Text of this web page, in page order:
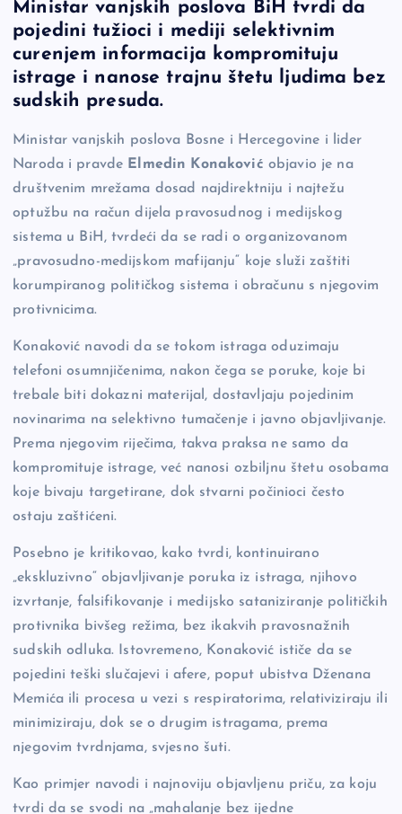
c
e
b
o
o
k
p
y
Li
n
k
se
n
g
er
er ar
e
Ministar vanjskih poslova BiH tvrdi da
pojedini tužioci i mediji selektivnim
curenjem informacija kompromituju
istrage i nanose trajnu štetu ljudima bez
sudskih presuda.
Ministar vanjskih poslova Bosne i Hercegovine i lider
Naroda i pravde Elmedin Konaković objavio je na
društvenim mrežama dosad najdirektniju i najtežu
optužbu na račun dijela pravosudnog i medijskog
sistema u BiH, tvrdeći da se radi o organizovanom
„pravosudno-medijskom mafijanju“ koje služi zaštiti
korumpiranog političkog sistema i obračunu s njegovim
protivnicima.
Konaković navodi da se tokom istraga oduzimaju
telefoni osumnjičenima, nakon čega se poruke, koje bi
trebale biti dokazni materijal, dostavljaju pojedinim
novinarima na selektivno tumačenje i javno objavljivanje.
Prema njegovim riječima, takva praksa ne samo da
kompromituje istrage, već nanosi ozbiljnu štetu osobama
koje bivaju targetirane, dok stvarni počinioci često
ostaju zaštićeni.
Posebno je kritikovao, kako tvrdi, kontinuirano
„ekskluzivno“ objavljivanje poruka iz istraga, njihovo
izvrtanje, falsifikovanje i medijsko sataniziranje političkih
protivnika bivšeg režima, bez ikakvih pravosnažnih
sudskih odluka. Istovremeno, Konaković ističe da se
pojedini teški slučajevi i afere, poput ubistva Dženana
Memića ili procesa u vezi s respiratorima, relativiziraju ili
minimiziraju, dok se o drugim istragama, prema
njegovim tvrdnjama, svjesno šuti.
Kao primjer navodi i najnoviju objavljenu priču, za koju
tvrdi da se svodi na „mahalanje bez ijedne